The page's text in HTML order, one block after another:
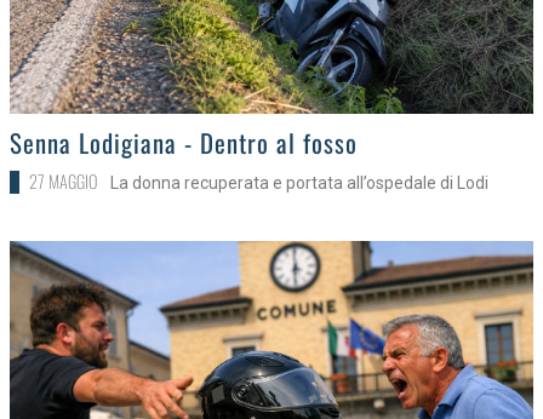
>
Senna Lodigiana - Dentro al fosso
27 MAGGIO La donna recuperata e portata all’ospedale di Lodi